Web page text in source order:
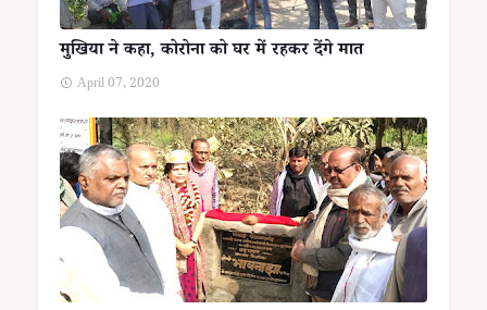
मुखिया ने कहा, कोरोना को घर में रहकर देंगे मात
April 07, 2020